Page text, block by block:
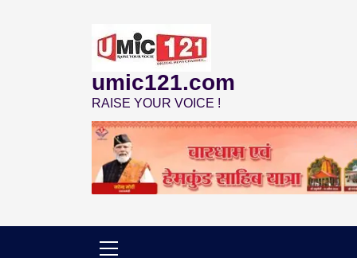
umic121.com
RAISE YOUR VOICE !